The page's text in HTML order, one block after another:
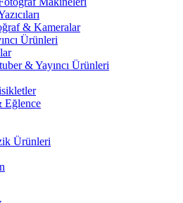
& Kameralar
Ürünleri
& Yayıncı Ürünleri
Eğlence
Ürünleri